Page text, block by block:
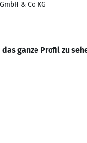
& Co KG
ganze Profil zu